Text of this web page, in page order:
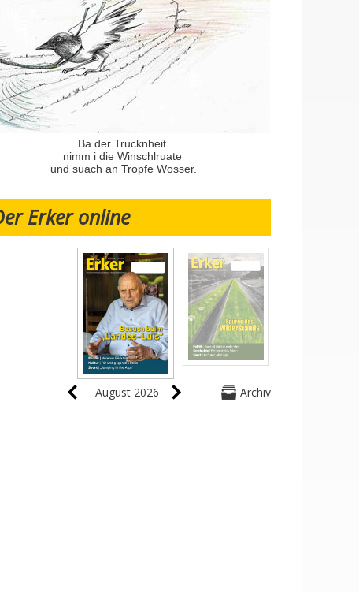
Ba der Trucknheit
nimm i die Winschlruate
und suach an Tropfe Wosser.
Erker online
August 2026 Archiv